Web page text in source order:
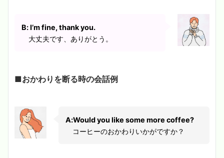
B: I’m fine, thank you.
大丈夫です、ありがとう。
■おかわりを断る時の会話例
A:Would you like some more coffee?
コーヒーのおかわりいかがですか？